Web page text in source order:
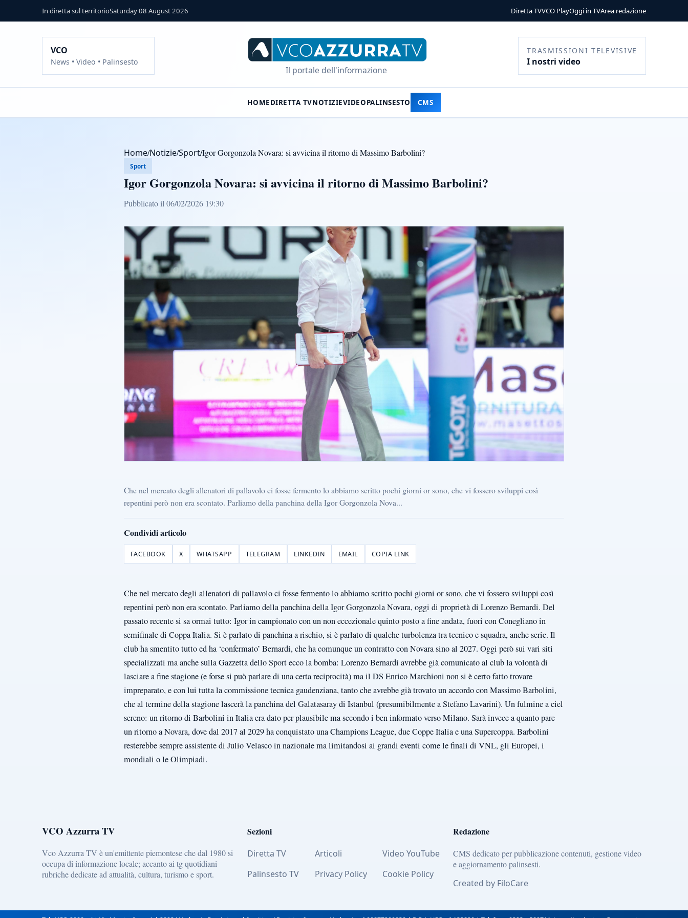
In diretta sul territorioSaturday 08 August 2026 Diretta TVVCO PlayOggi in TVArea redazione
VCO
News • Video • Palinsesto
Il portale dell'informazione
TRASMISSIONI TELEVISIVE
I nostri video
HOMEDIRETTA TVNOTIZIEVIDEOPALINSESTO CMS
Home/Notizie/Sport/Igor Gorgonzola Novara: si avvicina il ritorno di Massimo Barbolini?
Sport
Igor Gorgonzola Novara: si avvicina il ritorno di Massimo Barbolini?
Pubblicato il 06/02/2026 19:30
Che nel mercato degli allenatori di pallavolo ci fosse fermento lo abbiamo scritto pochi giorni or sono, che vi fossero sviluppi così
repentini però non era scontato. Parliamo della panchina della Igor Gorgonzola Nova...
Condividi articolo
FACEBOOK X WHATSAPP TELEGRAM LINKEDIN EMAIL COPIA LINK
Che nel mercato degli allenatori di pallavolo ci fosse fermento lo abbiamo scritto pochi giorni or sono, che vi fossero sviluppi così
repentini però non era scontato. Parliamo della panchina della Igor Gorgonzola Novara, oggi di proprietà di Lorenzo Bernardi. Del
passato recente si sa ormai tutto: Igor in campionato con un non eccezionale quinto posto a fine andata, fuori con Conegliano in
semifinale di Coppa Italia. Si è parlato di panchina a rischio, si è parlato di qualche turbolenza tra tecnico e squadra, anche serie. Il
club ha smentito tutto ed ha ‘confermato’ Bernardi, che ha comunque un contratto con Novara sino al 2027. Oggi però sui vari siti
specializzati ma anche sulla Gazzetta dello Sport ecco la bomba: Lorenzo Bernardi avrebbe già comunicato al club la volontà di
lasciare a fine stagione (e forse si può parlare di una certa reciprocità) ma il DS Enrico Marchioni non si è certo fatto trovare
impreparato, e con lui tutta la commissione tecnica gaudenziana, tanto che avrebbe già trovato un accordo con Massimo Barbolini,
che al termine della stagione lascerà la panchina del Galatasaray di Istanbul (presumibilmente a Stefano Lavarini). Un fulmine a ciel
sereno: un ritorno di Barbolini in Italia era dato per plausibile ma secondo i ben informato verso Milano. Sarà invece a quanto pare
un ritorno a Novara, dove dal 2017 al 2029 ha conquistato una Champions League, due Coppe Italia e una Supercoppa. Barbolini
resterebbe sempre assistente di Julio Velasco in nazionale ma limitandosi ai grandi eventi come le finali di VNL, gli Europei, i
mondiali o le Olimpiadi.
VCO Azzurra TV
Vco Azzurra TV è un'emittente piemontese che dal 1980 si
occupa di informazione locale; accanto ai tg quotidiani
rubriche dedicate ad attualità, cultura, turismo e sport.
Sezioni
Diretta TV Articoli
Video YouTube
Palinsesto TV
Privacy Policy Cookie Policy
Redazione
CMS dedicato per pubblicazione contenuti, gestione video
e aggiornamento palinsesti.
Created by FiloCare